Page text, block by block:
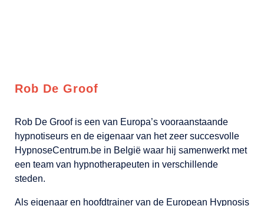
Rob De Groof
Rob De Groof is een van Europa’s vooraanstaande
hypnotiseurs en de eigenaar van het zeer succesvolle
HypnoseCentrum.be in België waar hij samenwerkt met
een team van hypnotherapeuten in verschillende
steden.
Als eigenaar en hoofdtrainer van de European Hypnosis